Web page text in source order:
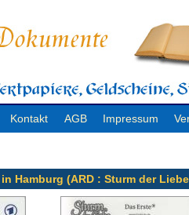
Kontakt AGB Impressum
Hamburg (ARD : Sturm der